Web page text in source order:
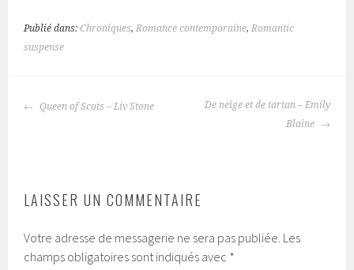
Publié dans:Chroniques, Romance contemporaine, Romantic
suspense
Queen of Scots – Liv Stone
De neige et de tartan – Emily
Blaine
LAISSER UN COMMENTAIRE
Votre adresse de messagerie ne sera pas publiée. Les
champs obligatoires sont indiqués avec *